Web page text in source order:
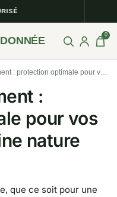
0
optimale pour vos aventures en pleine nature
:
pour vos
nature
que ce soit pour une